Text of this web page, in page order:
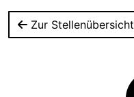
Zur Stellenübersicht